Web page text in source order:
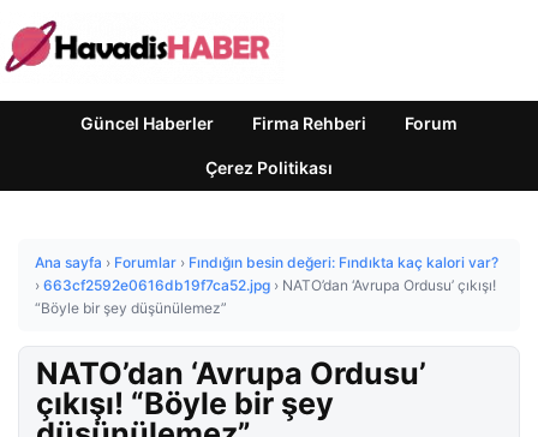
Güncel Haberler Firma Rehberi Forum
Çerez Politikası
Ana sayfa › Forumlar › Fındığın besin değeri: Fındıkta kaç kalori var?
› 663cf2592e0616db19f7ca52.jpg › NATO’dan ‘Avrupa Ordusu’ çıkışı!
“Böyle bir şey düşünülemez”
NATO’dan ‘Avrupa Ordusu’
çıkışı! “Böyle bir şey